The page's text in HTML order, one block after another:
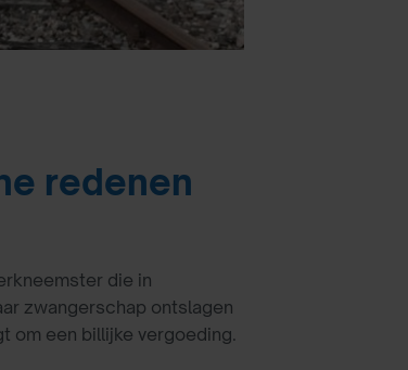
redenen
die in
zwangerschap ontslagen
om een billijke vergoeding.